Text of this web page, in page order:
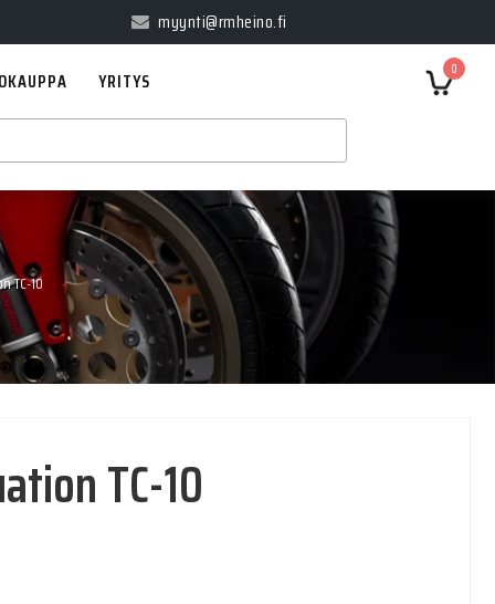
myynti@rmheino.fi
0
YRITYS
TC-10
TC-10